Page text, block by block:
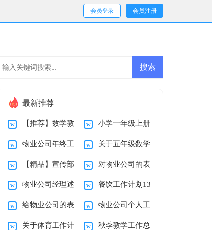
会员登录 会员注册
最新推荐
【推荐】数学教
学心得体会锦集十篇
小学一年级上册
班主任工作总结
物业公司年终工
作总结
关于五年级数学
教学总结锦集十篇
【精品】宣传部
工作计划三篇
对物业公司的表
扬信
物业公司经理述
职报告
餐饮工作计划13
篇
给物业公司的表
扬信15篇
物业公司个人工
作总结
关于体育工作计 秋季教学工作总